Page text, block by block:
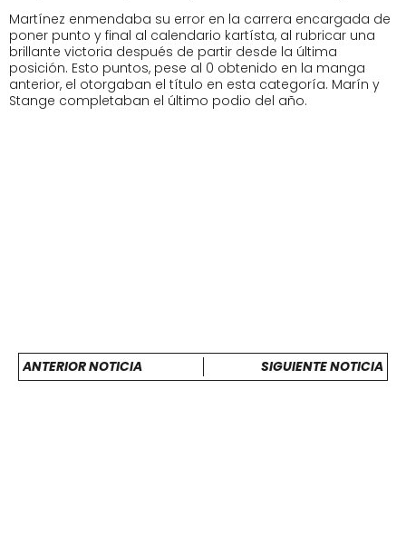
Martínez enmendaba su error en la carrera encargada de
poner punto y final al calendario kartísta, al rubricar una
brillante victoria después de partir desde la última
posición. Esto puntos, pese al 0 obtenido en la manga
anterior, el otorgaban el título en esta categoría. Marín y
Stange completaban el último podio del año.
ANTERIOR NOTICIA SIGUIENTE NOTICIA